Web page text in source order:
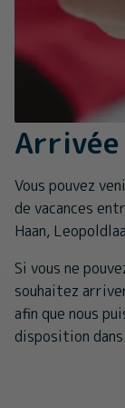
Vous pouvez
de vacances
Haan,
Si vous ne
souhaitez
afin que nous
disposition